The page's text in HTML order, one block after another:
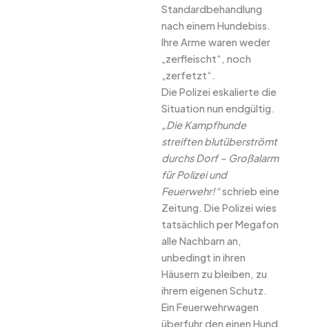
Standardbehandlung
nach einem Hundebiss.
Ihre Arme waren weder
„zerfleischt“, noch
„zerfetzt“.
Die Polizei eskalierte die
Situation nun endgültig.
„Die Kampfhunde
streiften blutüberströmt
durchs Dorf – Großalarm
für Polizei und
Feuerwehr!“schrieb eine
Zeitung. Die Polizei wies
tatsächlich per Megafon
alle Nachbarn an,
unbedingt in ihren
Häusern zu bleiben, zu
ihrem eigenen Schutz.
Ein Feuerwehrwagen
überfuhr den einen Hund,